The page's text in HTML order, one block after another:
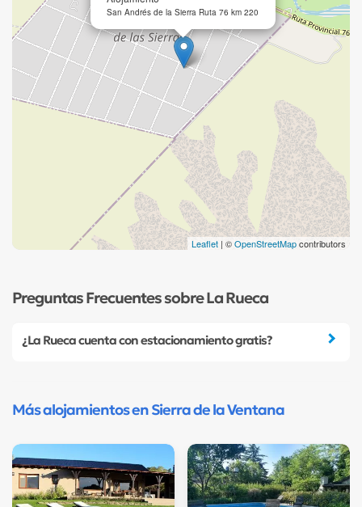
San Andrés de la Sierra Ruta 76 km 220
Leaflet | ©OpenStreetMapcontributors
Preguntas Frecuentes sobre La Rueca
¿La Rueca cuenta con estacionamiento gratis?
Más alojamientos en Sierra de la Ventana